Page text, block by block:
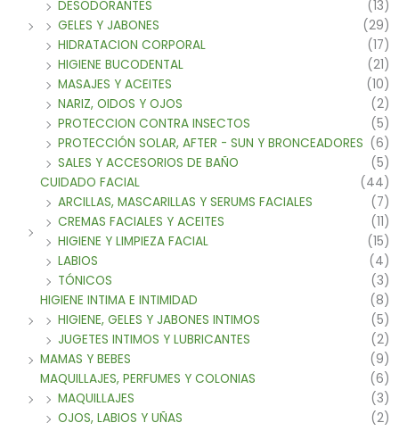
DESODORANTES
(13)
GELES Y JABONES
(29)
HIDRATACION CORPORAL
(17)
HIGIENE BUCODENTAL
(21)
MASAJES Y ACEITES
(10)
NARIZ, OIDOS Y OJOS
(2)
PROTECCION CONTRA INSECTOS
(5)
PROTECCIÓN SOLAR, AFTER - SUN Y BRONCEADORES (6)
SALES Y ACCESORIOS DE BAÑO
(5)
CUIDADO FACIAL
(44)
ARCILLAS, MASCARILLAS Y SERUMS FACIALES
(7)
CREMAS FACIALES Y ACEITES
(11)
HIGIENE Y LIMPIEZA FACIAL
(15)
LABIOS
(4)
TÓNICOS
(3)
HIGIENE INTIMA E INTIMIDAD
(8)
HIGIENE, GELES Y JABONES INTIMOS
(5)
JUGETES INTIMOS Y LUBRICANTES
(2)
MAMAS Y BEBES
(9)
MAQUILLAJES, PERFUMES Y COLONIAS
(6)
MAQUILLAJES
(3)
OJOS, LABIOS Y UÑAS
(2)